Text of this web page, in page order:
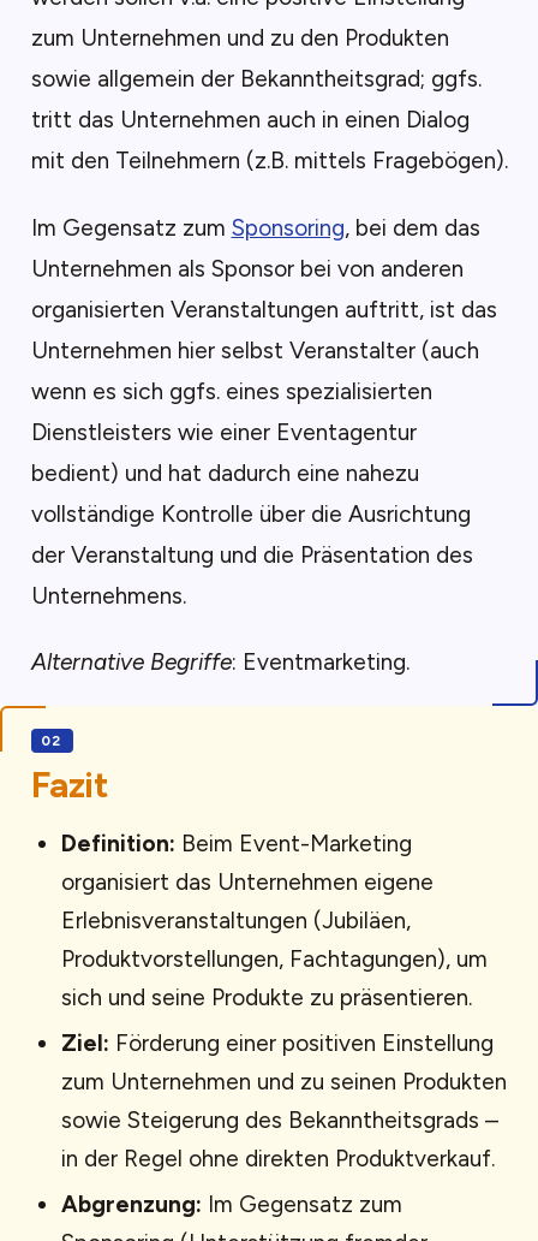
zum Unternehmen und zu den Produkten
sowie allgemein der Bekanntheitsgrad; ggfs.
tritt das Unternehmen auch in einen Dialog
mit den Teilnehmern (z.B. mittels Fragebögen).
Im Gegensatz zum Sponsoring, bei dem das
Unternehmen als Sponsor bei von anderen
organisierten Veranstaltungen auftritt, ist das
Unternehmen hier selbst Veranstalter (auch
wenn es sich ggfs. eines spezialisierten
Dienstleisters wie einer Eventagentur
bedient) und hat dadurch eine nahezu
vollständige Kontrolle über die Ausrichtung
der Veranstaltung und die Präsentation des
Unternehmens.
Alternative Begriffe: Eventmarketing.
Fazit
Definition: Beim Event-Marketing
organisiert das Unternehmen eigene
Erlebnisveranstaltungen (Jubiläen,
Produktvorstellungen, Fachtagungen), um
sich und seine Produkte zu präsentieren.
Ziel: Förderung einer positiven Einstellung
zum Unternehmen und zu seinen Produkten
sowie Steigerung des Bekanntheitsgrads –
in der Regel ohne direkten Produktverkauf.
Abgrenzung: Im Gegensatz zum